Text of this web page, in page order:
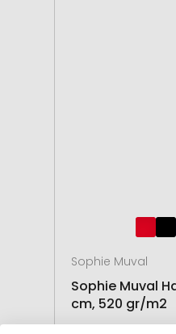
Sophie Muval
Sophie Muval
cm, 520 gr/m2